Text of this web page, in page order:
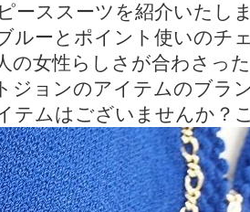
ーススーツを紹介いたしま
ルーとポイント使いのチ
の女性らしさが合わさっ
ジョンのアイテムのブラ
テムはございませんか？